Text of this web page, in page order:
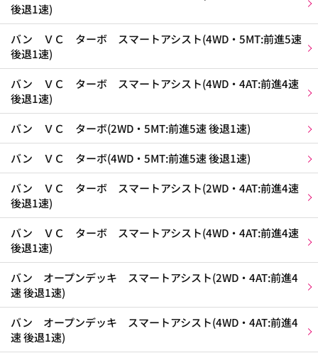
後退1速)
バン ＶＣ ターボ スマートアシスト(4WD・5MT:前進5速
後退1速)
バン ＶＣ ターボ スマートアシスト(4WD・4AT:前進4速
後退1速)
バン ＶＣ ターボ(2WD・5MT:前進5速 後退1速)
バン ＶＣ ターボ(4WD・5MT:前進5速 後退1速)
バン ＶＣ ターボ スマートアシスト(2WD・4AT:前進4速
後退1速)
バン ＶＣ ターボ スマートアシスト(4WD・4AT:前進4速
後退1速)
バン オープンデッキ スマートアシスト(2WD・4AT:前進4
速 後退1速)
バン オープンデッキ スマートアシスト(4WD・4AT:前進4
速 後退1速)